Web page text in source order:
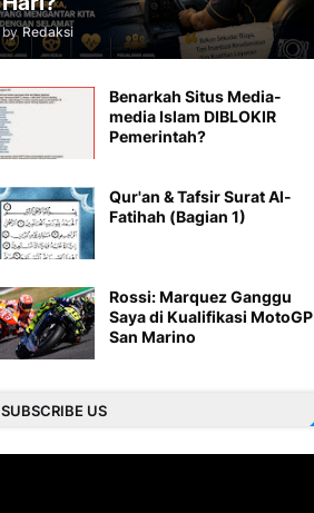
by Redaksi
Benarkah Situs Media-
media Islam DIBLOKIR
Pemerintah?
Qur'an & Tafsir Surat Al-
Fatihah (Bagian 1)
Rossi: Marquez Ganggu
Saya di Kualifikasi MotoGP
San Marino
SUBSCRIBE US